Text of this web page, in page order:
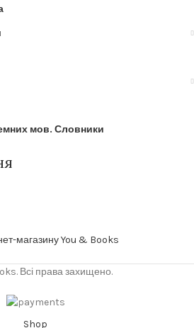
мов. Словники
магазину You & Books
Всі права захищено.
Shop